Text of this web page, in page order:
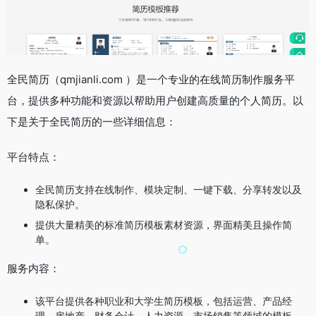
全民简历（qmjianli.com ）是一个专业的在线简历制作服务平
台，提供多种功能和资源以帮助用户创建高质量的个人简历。以
下是关于全民简历的一些详细信息：
平台特点：
全民简历支持在线制作、模块定制、一键下载、分享转发以及
隐私保护。
提供大量精美的标准简历模板素材资源，界面精美且操作简
单。
服务内容：
该平台提供各种职业和大学生简历模板，包括运营、产品经